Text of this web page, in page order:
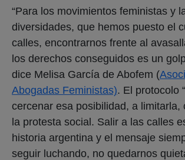
“Para los movimientos feministas y
diversidades, que hemos puesto el
calles, encontrarnos frente al
los derechos conseguidos es un
dice Melisa García de Abofem (
Abogadas Feministas). El protocolo
cercenar esa posibilidad, a limitarla,
la protesta social. Salir a las calles
historia argentina y el mensaje
seguir luchando, no quedarnos